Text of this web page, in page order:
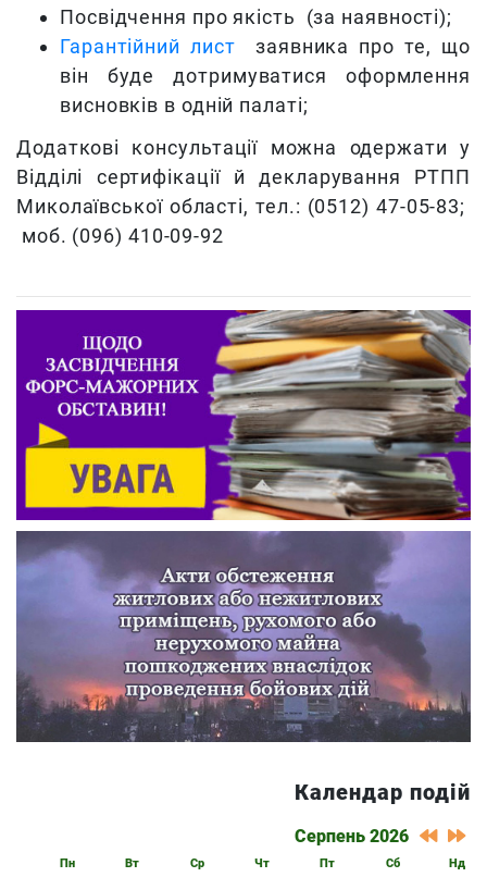
Посвідчення про якість (за наявності);
Гарантійний лист заявника про те, що
він буде дотримуватися оформлення
висновків в одній палаті;
Додаткові консультації можна одержати у
Відділі сертифікації й декларування РТПП
Миколаївської області, тел.: (0512) 47-05-83;
моб. (096) 410-09-92
Календар подій
Серпень 2026
Пн Вт Ср Чт Пт Сб Нд